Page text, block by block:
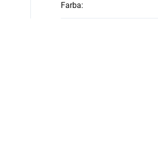
Farba: